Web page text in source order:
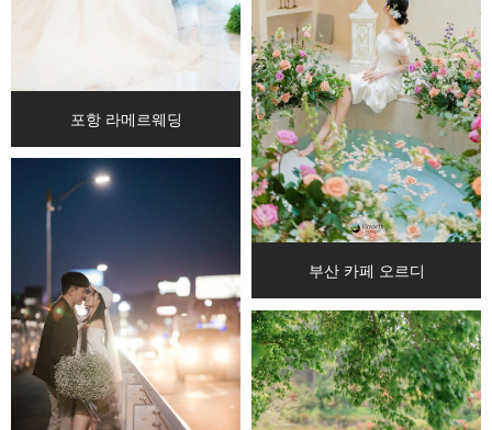
포항 라메르웨딩
부산 카페 오르디